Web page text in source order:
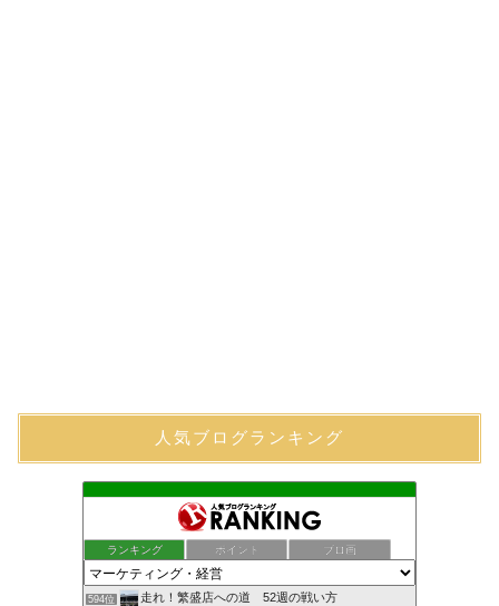
人気ブログランキング
ランキング ポイント ブロ画
594位 走れ！繁盛店への道 52週の戦い方